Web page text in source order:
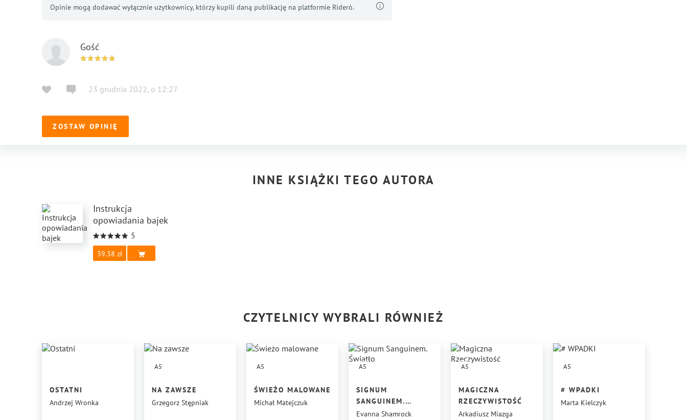
Opinie mogą dodawać wyłącznie użytkownicy, którzy kupili daną publikację na platformie Riderò.
Gość
23 grudnia 2022, o 12:27
ZOSTAW OPINIĘ
INNE KSIĄŻKI TEGO AUTORA
Instrukcja
opowiadania bajek
5
39.38
CZYTELNICY WYBRALI RÓWNIEŻ
OSTATNI
Andrzej Wronka
A5
NA ZAWSZE
Grzegorz Stępniak
A5
ŚWIEŻO MALOWANE
Michał Matejczuk
A5
SIGNUM
SANGUINEM.
ŚWIATŁO
Evanna Shamrock
A5
MAGICZNA
RZECZYWISTOŚĆ
Arkadiusz Miazga
A5
# WPADKI
Marta Kielczyk